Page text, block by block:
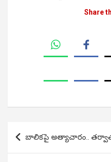
Share
Post
navigation
బాలికపై అత్యాచారం..